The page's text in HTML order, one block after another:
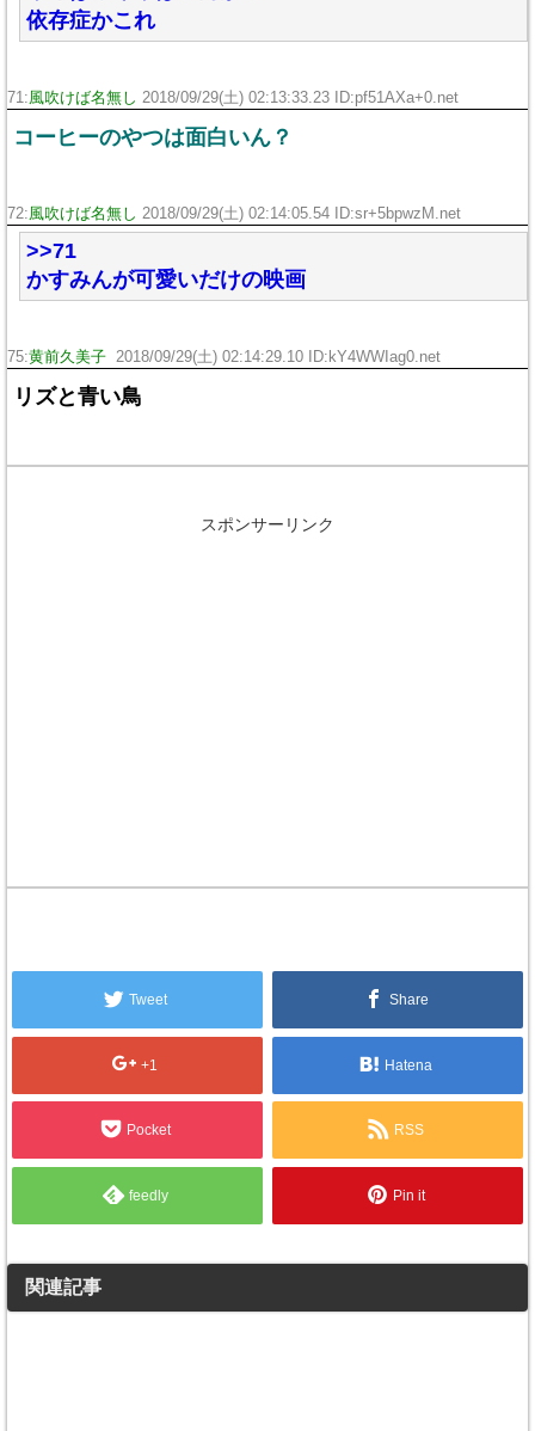
依存症かこれ
71:風吹けば名無し 2018/09/29(土) 02:13:33.23 ID:pf51AXa+0.net
コーヒーのやつは面白いん？
72:風吹けば名無し 2018/09/29(土) 02:14:05.54 ID:sr+5bpwzM.net
>>71
かすみんが可愛いだけの映画
75:黄前久美子 2018/09/29(土) 02:14:29.10 ID:kY4WWIag0.net
リズと青い鳥
スポンサーリンク
Tweet Share
+1 Hatena
Pocket RSS
feedly Pin it
関連記事